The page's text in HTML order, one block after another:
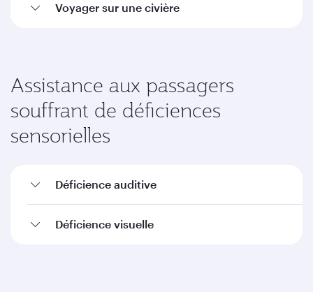
Voyager sur une civière
Assistance aux passagers
souffrant de déficiences
sensorielles
Déficience auditive
Déficience visuelle